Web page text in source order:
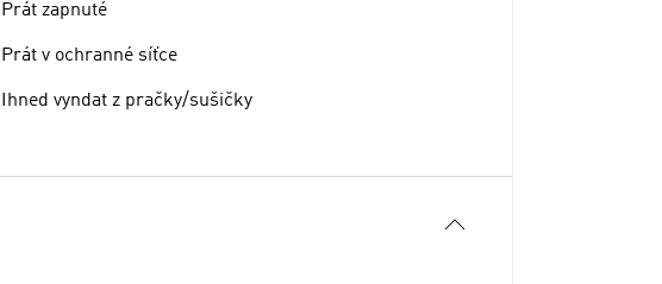
Prát zapnuté
Prát v ochranné síťce
Ihned vyndat z pračky/sušičky